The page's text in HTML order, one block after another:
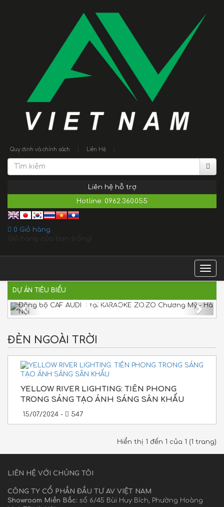
Quy định và chính sách Liên Hệ
Liên hệ hỗ trợ
Hotline: 0962.360.055
0 Giỏ hàng
Giỏ hàng của bạn trống!
DỰ ÁN TIÊU BIỂU
Đồng bộ CAF AUDIO tại KARAOKE ZO.ZO
Previous Next
ĐÈN NGOÀI TRỜI
YELLOW RIVER LIGHTING: TIÊN PHONG
TRONG SÁNG TẠO ÁNH SÁNG SÂN KHẤU
15/07/2024 - 547
Hiển thị 1 đến 1 của 1 (1 trang)
LIÊN HỆ VỚI CHÚNG TÔI
CÔNG TY CỔ PHẦN ĐẦU TƯ AV VIỆT NAM
Showroom Miền Bắc: số 6/45 Bùi Huy Bích, Phường Hoàng